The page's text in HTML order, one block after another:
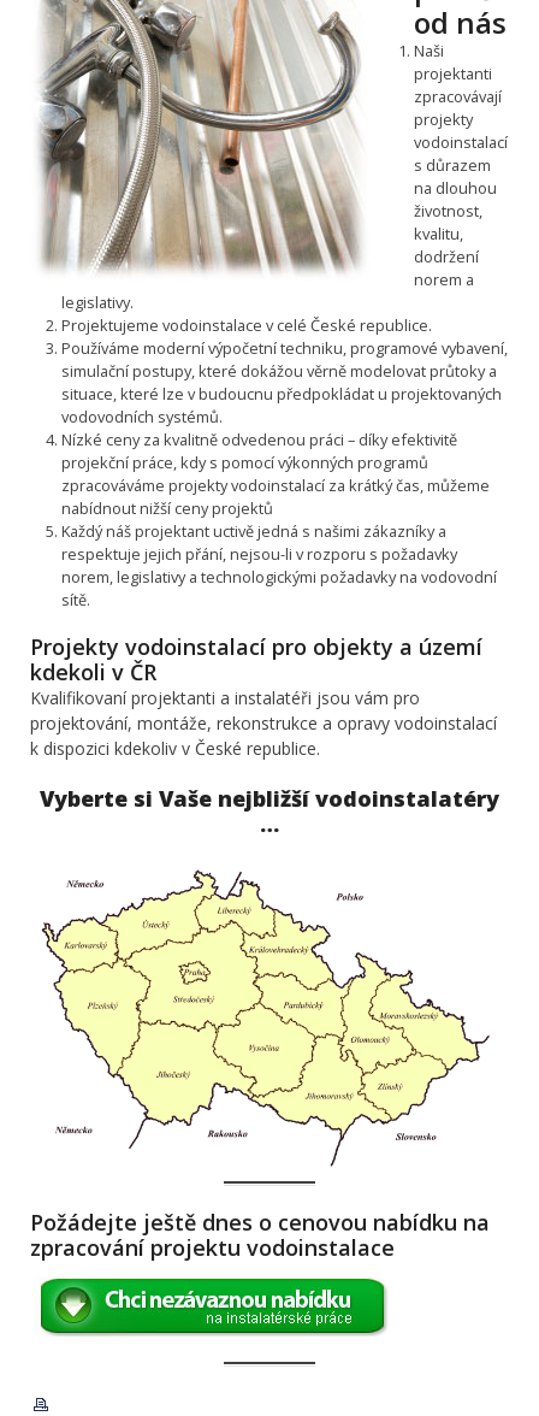
od nás
Naši
projektanti
zpracovávají
projekty
vodoinstalací
s důrazem
na dlouhou
životnost,
kvalitu,
dodržení
norem a
legislativy.
Projektujeme vodoinstalace v celé České republice.
Používáme moderní výpočetní techniku, programové vybavení,
simulační postupy, které dokážou věrně modelovat průtoky a
situace, které lze v budoucnu předpokládat u projektovaných
vodovodních systémů.
Nízké ceny za kvalitně odvedenou práci – díky efektivitě
projekční práce, kdy s pomocí výkonných programů
zpracováváme projekty vodoinstalací za krátký čas, můžeme
nabídnout nižší ceny projektů
Každý náš projektant uctivě jedná s našimi zákazníky a
respektuje jejich přání, nejsou-li v rozporu s požadavky
norem, legislativy a technologickými požadavky na vodovodní
sítě.
Projekty vodoinstalací pro objekty a území
kdekoli v ČR
Kvalifikovaní projektanti a instalatéři jsou vám pro
projektování, montáže, rekonstrukce a opravy vodoinstalací
k dispozici kdekoliv v České republice.
Vyberte si Vaše nejbližší vodoinstalatéry
…
Požádejte ještě dnes o cenovou nabídku na
zpracování projektu vodoinstalace